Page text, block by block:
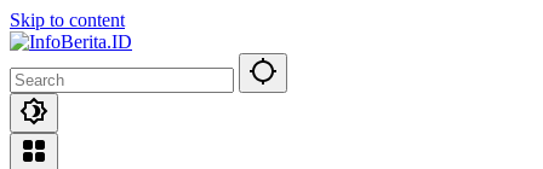
Skip to content